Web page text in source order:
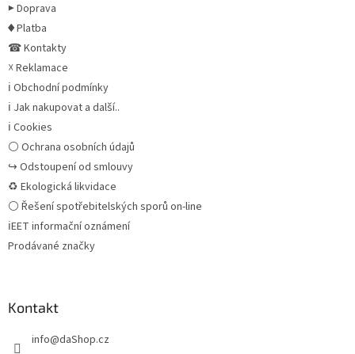
▶ Doprava
♦ Platba
☎ Kontakty
☓ Reklamace
ℹ Obchodní podmínky
ℹ Jak nakupovat a další..
ℹ Cookies
⚪ Ochrana osobních údajů
↪ Odstoupení od smlouvy
♻ Ekologická likvidace
⚪ Řešení spotřebitelských sporů on-line
ℹEET informační oznámení
Prodávané značky
Kontakt
info@daShop.cz